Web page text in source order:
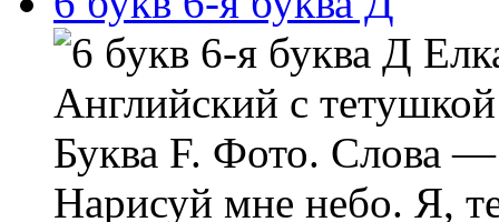
Английский с
Буква F. Фото. Слова
Нарисуй мне небо. Я,